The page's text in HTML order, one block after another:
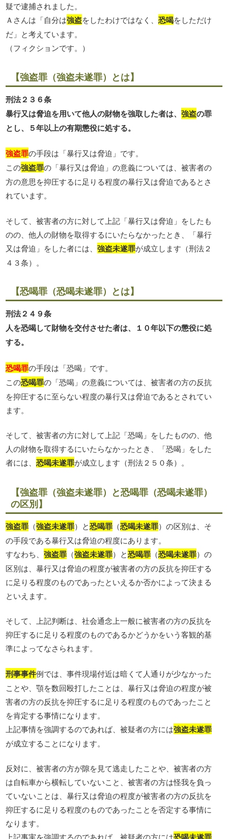
疑で逮捕されました。
Ａさんは「自分は強盗をしたわけではなく、恐喝をしただけ
だ」と考えています。
（フィクションです。）
【強盗罪（強盗未遂罪）とは】
刑法２３６条
暴行又は脅迫を用いて他人の財物を強取した者は、強盗の罪
とし、５年以上の有期懲役に処する。
強盗罪の手段は「暴行又は脅迫」です。
この強盗罪の「暴行又は脅迫」の意義については、被害者の
方の意思を抑圧するに足りる程度の暴行又は脅迫であるとさ
れています。
そして、被害者の方に対して上記「暴行又は脅迫」をしたも
のの、他人の財物を取得するにいたらなかったとき、「暴行
又は脅迫」をした者には、強盗未遂罪が成立します（刑法２
４３条）。
【恐喝罪（恐喝未遂罪）とは】
刑法２４９条
人を恐喝して財物を交付させた者は、１０年以下の懲役に処
する。
恐喝罪の手段は「恐喝」です。
この恐喝罪の「恐喝」の意義については、被害者の方の反抗
を抑圧するに至らない程度の暴行又は脅迫であるとされてい
ます。
そして、被害者の方に対して上記「恐喝」をしたものの、他
人の財物を取得するにいたらなかったとき、「恐喝」をした
者には、恐喝未遂罪が成立します（刑法２５０条）。
【強盗罪（強盗未遂罪）と恐喝罪（恐喝未遂罪）
の区別】
強盗罪 （強盗未遂罪）と恐喝罪 （恐喝未遂罪）の区別は、そ
の手段である暴行又は脅迫の程度にあります。
すなわち、強盗罪 （強盗未遂罪）と恐喝罪 （恐喝未遂罪）の
区別は、暴行又は脅迫の程度が被害者の方の反抗を抑圧する
に足りる程度のものであったといえるか否かによって決まる
といえます。
そして、上記判断は、社会通念上一般に被害者の方の反抗を
抑圧するに足りる程度のものであるかどうかをいう客観的基
準によってなさられます。
刑事事件例では、事件現場付近は暗くて人通りが少なかった
ことや、顎を数回殴打したことは、暴行又は脅迫の程度が被
害者の方の反抗を抑圧するに足りる程度のものであったこと
を肯定する事情になります。
上記事情を強調するのであれば、被疑者の方には強盗未遂罪
が成立することになります。
反対に、被害者の方が隙を見て逃走したことや、被害者の方
は自転車から横転していないこと、被害者の方は怪我を負っ
ていないことは、暴行又は脅迫の程度が被害者の方の反抗を
抑圧するに足りる程度のものであったことを否定する事情に
なります。
上記事実を強調するのであれば、被疑者の方には